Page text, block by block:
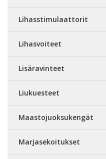
Lihasstimulaattorit
Lihasvoiteet
Lisäravinteet
Liukuesteet
Maastojuoksukengät
Marjasekoitukset